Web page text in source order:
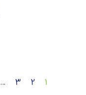
1
2
3
…